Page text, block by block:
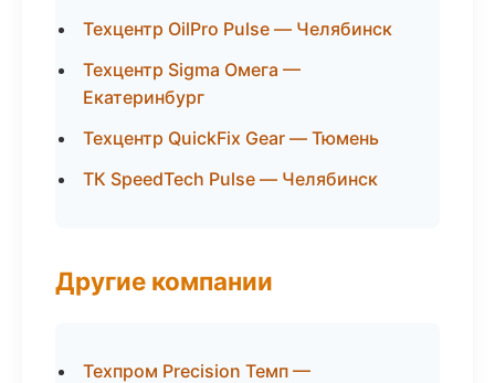
Техцентр OilPro Pulse — Челябинск
Техцентр Sigma Омега —
Екатеринбург
Техцентр QuickFix Gear — Тюмень
ТК SpeedTech Pulse — Челябинск
Другие компании
Техпром Precision Темп —